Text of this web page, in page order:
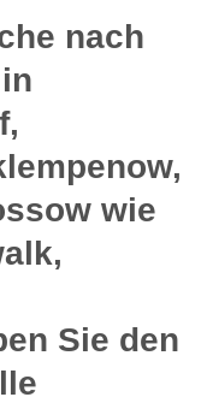
nach
wie
Sie den